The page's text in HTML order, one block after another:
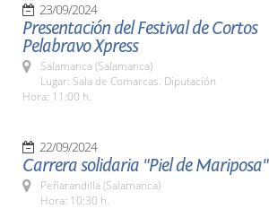
23/09/2024
Presentación del Festival de Cortos
Pelabravo Xpress
Salamanca (Salamanca)
Lugar: Sala de Comarcas. Diputación
Hora: 11:00 h.
22/09/2024
Carrera solidaria "Piel de Mariposa"
Peñarandilla (Salamanca)
Hora: 10:30 h.